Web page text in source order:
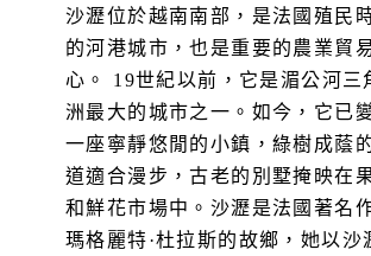
沙瀝位於越南南部，是法國殖民
的河港城市，也是重要的農業貿
心。 19世紀以前，它是湄公河三
洲最大的城市之一。如今，它已
一座寧靜悠閒的小鎮，綠樹成蔭
道適合漫步，古老的別墅掩映在
和鮮花市場中。沙瀝是法國著名
瑪格麗特·杜拉斯的故鄉，她以沙